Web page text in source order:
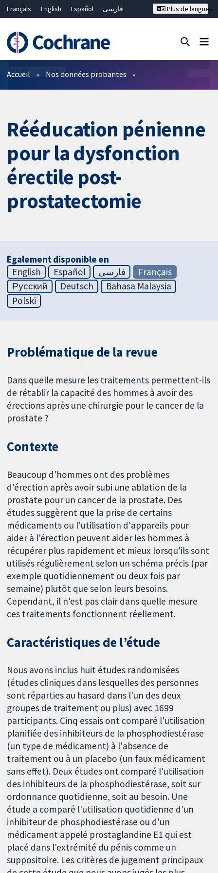
Français English Español
فارسی
Bahasa Malaysia
ไทย
繁體中文
简体中文
Plus de langues
Filtres
Accueil Nos données probantes
Rééducation pénienne
pour la dysfonction
érectile post-
prostatectomie
Egalement disponible en
English
Español فارسی
Français
Русский
Deutsch
Bahasa Malaysia
Polski
Problématique de la revue
Dans quelle mesure les traitements permettent-ils
de rétablir la capacité des hommes à avoir des
érections après une chirurgie pour le cancer de la
prostate ?
Contexte
Beaucoup d'hommes ont des problèmes
d'érection après avoir subi une ablation de la
prostate pour un cancer de la prostate. Des
études suggèrent que la prise de certains
médicaments ou l'utilisation d'appareils pour
aider à l'érection peuvent aider les hommes à
récupérer plus rapidement et mieux lorsqu'ils sont
utilisés régulièrement selon un schéma précis (par
exemple quotidiennement ou deux fois par
semaine) plutôt que selon leurs besoins.
Cependant, il n'est pas clair dans quelle mesure
ces traitements fonctionnent réellement.
Caractéristiques de l’étude
Nous avons inclus huit études randomisées
(études cliniques dans lesquelles des personnes
sont réparties au hasard dans l'un des deux
groupes de traitement ou plus) avec 1699
participants. Cinq essais ont comparé l'utilisation
planifiée des inhibiteurs de la phosphodiestérase
(un type de médicament) à l'absence de
traitement ou à un placebo (un faux médicament
sans effet). Deux études ont comparé l'utilisation
des inhibiteurs de la phosphodiestérase, soit sur
ordonnance quotidienne, soit au besoin. Une
étude a comparé l'utilisation quotidienne d'un
inhibiteur de phosphodiestérase ou d'un
médicament appelé prostaglandine E1 qui est
placé dans l'extrémité du pénis comme un
suppositoire. Les critères de jugement principaux